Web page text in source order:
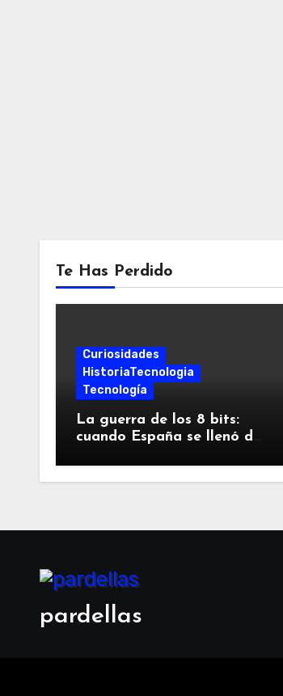
Te Has Perdido
Curiosidades
HistoriaTecnologia
Tecnología
La guerra de los 8 bits:
cuando España se llenó de
Dragones
pardellas